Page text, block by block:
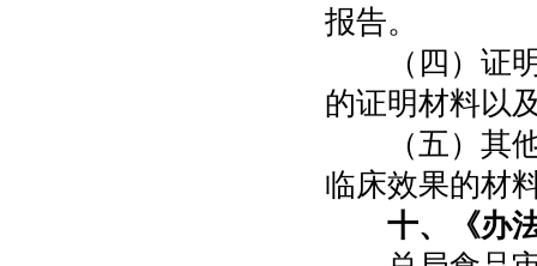
报告。
（四）证明
的证明材料以
（五）其他
临床效果的材
十、《办